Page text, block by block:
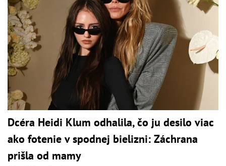
Dcéra Heidi Klum odhalila, čo ju desilo viac
ako fotenie v spodnej bielizni: Záchrana
prišla od mamy